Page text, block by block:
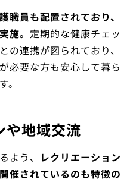
職員も配置されており、
施。 定期的な健康チェッ
の連携が図られており、
必要な方も安心して暮ら
や地域交流
よう、 レクリエーション
催されているのも特徴の